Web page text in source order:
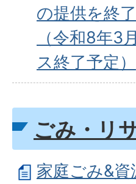
の提供を終
（令和8年3
ス終了予定）
ごみ・リ
家庭ごみ&